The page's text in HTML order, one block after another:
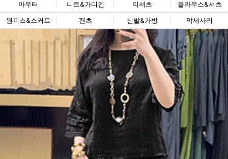
아우터 니트&가디건 티셔츠 블라우스&셔츠
원피스&스커트 팬츠 신발&가방 악세사리